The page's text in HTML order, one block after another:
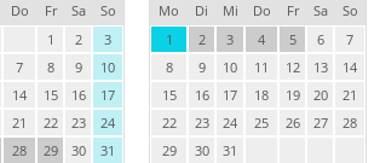
Do Fr Sa
So
1
2
3
7 8 9
10
14 15 16
17
21 22 23
24
28 29 30 31
Mo Di Mi Do Fr Sa
So
1
2 3 4 5 6
7
8
9 10 11 12 13
14
15
16 17 18 19 20
21
22
23 24 25 26 27
28
29
30 31